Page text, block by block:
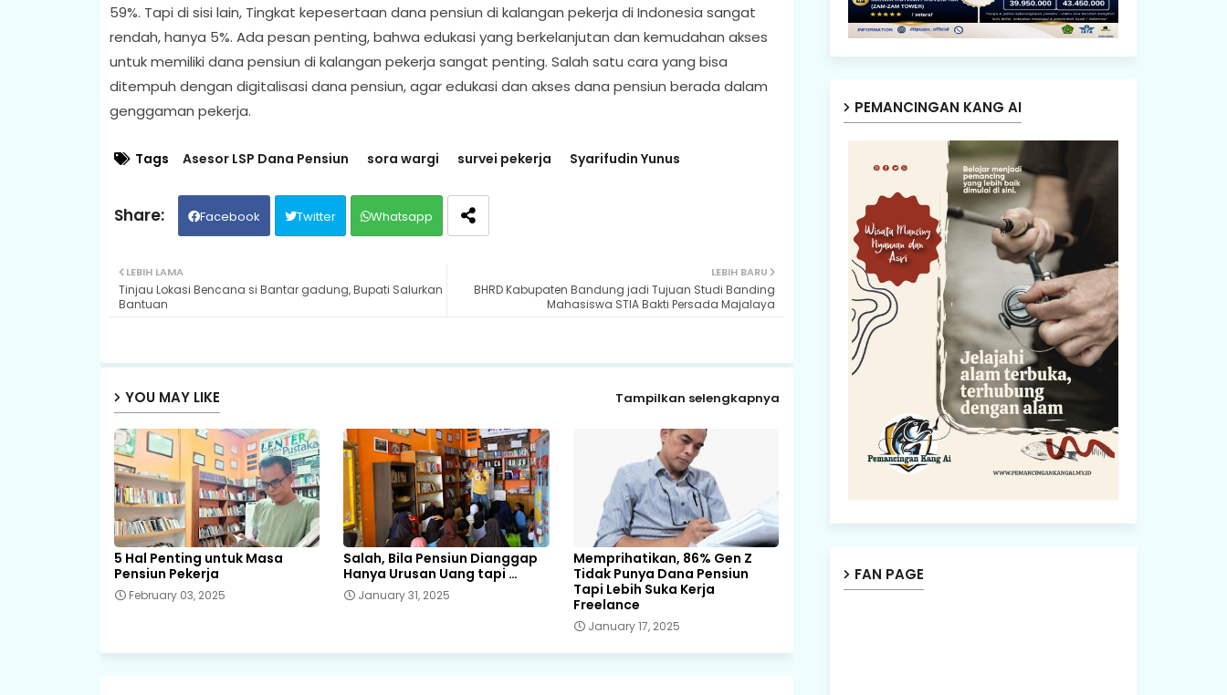
59%. Tapi di sisi lain, Tingkat kepesertaan dana pensiun di kalangan pekerja di Indonesia sangat
rendah, hanya 5%. Ada pesan penting, bahwa edukasi yang berkelanjutan dan kemudahan akses
untuk memiliki dana pensiun di kalangan pekerja sangat penting. Salah satu cara yang bisa
ditempuh dengan digitalisasi dana pensiun, agar edukasi dan akses dana pensiun berada dalam
genggaman pekerja.
Tags Asesor LSP Dana Pensiun sora wargi survei pekerja Syarifudin Yunus
Facebook Twitter Whatsapp
LEBIH BARU
BHRD Kabupaten Bandung jadi Tujuan Studi Banding
Mahasiswa STIA Bakti Persada Majalaya
LEBIH LAMA
Tinjau Lokasi Bencana si Bantar gadung, Bupati Salurkan
Bantuan
YOU MAY LIKE Tampilkan selengkapnya
5 Hal Penting untuk Masa
Pensiun Pekerja
February 03, 2025
Salah, Bila Pensiun Dianggap
Hanya Urusan Uang tapi …
January 31, 2025
Memprihatikan, 86% Gen Z
Tidak Punya Dana Pensiun
Tapi Lebih Suka Kerja
Freelance
January 17, 2025
PEMANCINGAN KANG AI
FAN PAGE